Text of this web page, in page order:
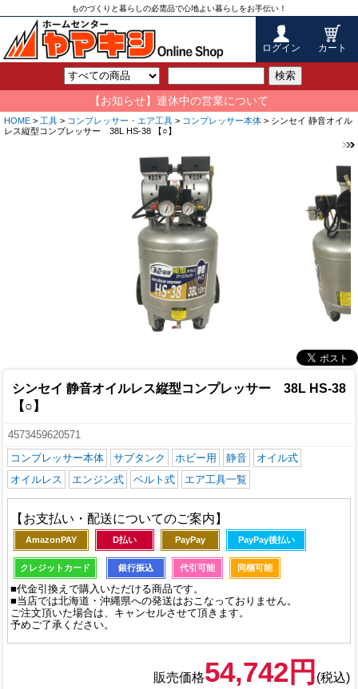
ものづくりと暮らしの必需品で心地よい暮らしをお手伝い！
ログイン カート
検索
【お知らせ】連休中の営業について
HOME > 工具 > コンプレッサー・エア工具 > コンプレッサー本体 > シンセイ 静音オイル
レス縦型コンプレッサー 38L HS-38 【○】
シンセイ 静音オイルレス縦型コンプレッサー 38L HS-38
【○】
4573459620571
コンプレッサー本体
サブタンク ホビー用 静音
オイル式
オイルレス
エンジン式 ベルト式 エア工具一覧
【お支払い・配送についてのご案内】
AmazonPAY D払い PayPay PayPay後払い
クレジットカード 銀行振込 代引可能 同梱可能
■代金引換えで購入いただける商品です。
■当店では北海道・沖縄県への発送はおこなっておりません。
ご注文頂いた場合は、キャンセルさせて頂きます。
予めご了承ください。
販売価格54,742円 (税込)